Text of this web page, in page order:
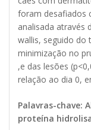
foram desafiados
analisada através
wallis, seguido do
minimização no
,e das lesões
relação ao dia 0,
Palavras-chave:
proteína